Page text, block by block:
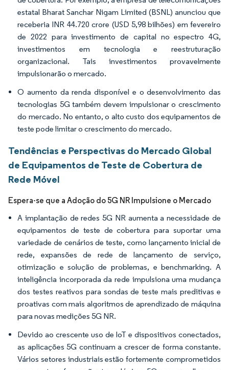
estatal Bharat Sanchar Nigam Limited (BSNL) anunciou que
receberia INR 44.720 crore (USD 5,98 bilhões) em fevereiro
de 2022 para investimento de capital no espectro 4G,
investimentos em tecnologia e reestruturação
organizacional. Tais investimentos provavelmente
impulsionarão o mercado.
O aumento da renda disponível e o desenvolvimento das
tecnologias 5G também devem impulsionar o crescimento
do mercado. No entanto, o alto custo dos equipamentos de
teste pode limitar o crescimento do mercado.
Tendências e Perspectivas do Mercado Global
de Equipamentos de Teste de Cobertura de
Rede Móvel
Espera-se que a Adoção do 5G NR Impulsione o Mercado
A implantação de redes 5G NR aumenta a necessidade de
equipamentos de teste de cobertura para suportar uma
variedade de cenários de teste, como lançamento inicial de
rede, expansões de rede de lançamento de serviço,
otimização e solução de problemas, e benchmarking. A
inteligência incorporada da rede impulsiona uma mudança
dos testes reativos para sondas de teste mais preditivas e
proativas com mais algoritmos de aprendizado de máquina
para novas medições 5G NR.
Devido ao crescente uso de IoT e dispositivos conectados,
as aplicações 5G continuam a crescer de forma constante.
Vários setores industriais estão fortemente comprometidos